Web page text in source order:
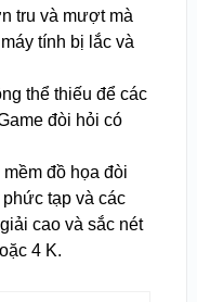
tru và mượt mà
tính bị lắc và
thể thiếu để các
đòi hỏi có
đồ họa đòi
tạp và các
cao và sắc nét
4 K.